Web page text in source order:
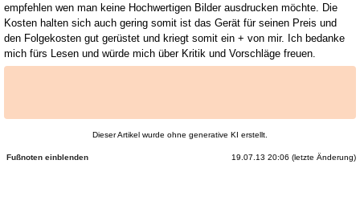
empfehlen wen man keine Hochwertigen Bilder ausdrucken möchte. Die
Kosten halten sich auch gering somit ist das Gerät für seinen Preis und
den Folgekosten gut gerüstet und kriegt somit ein + von mir. Ich bedanke
mich fürs Lesen und würde mich über Kritik und Vorschläge freuen.
Dieser Artikel wurde ohne generative KI erstellt.
19.07.13 20:06 (letzte Änderung)
Fußnoten